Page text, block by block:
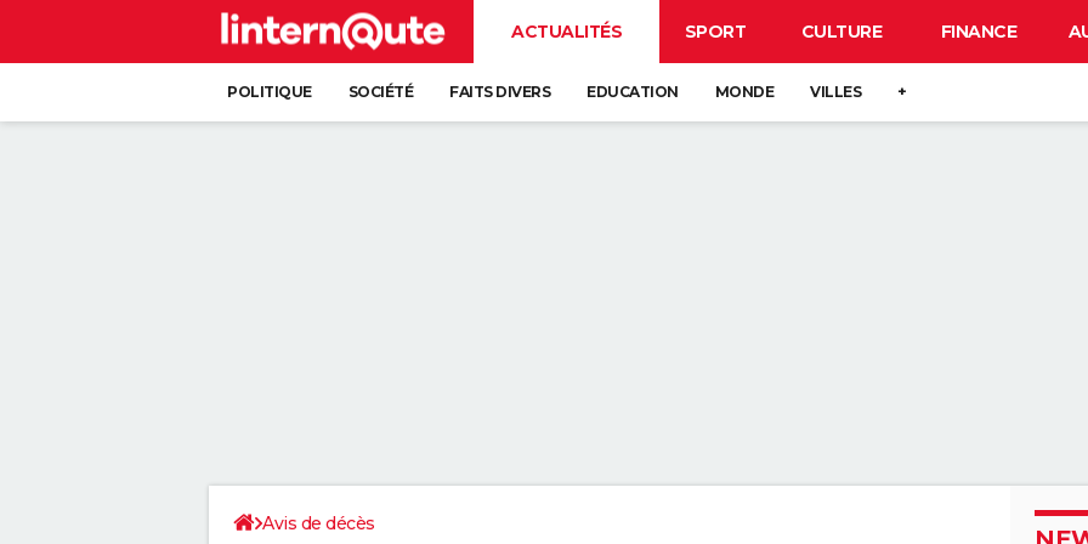
ACTUALITÉS SPORT CULTURE FINANCE
POLITIQUE SOCIÉTÉ FAITS DIVERS EDUCATION MONDE VILLES +
Avis de décès